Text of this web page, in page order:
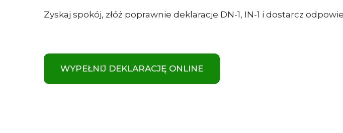
Zyskaj spokój, złóż poprawnie deklaracje DN-1, IN-1 i dostarcz
WYPEŁNIJ DEKLARACJĘ ONLINE